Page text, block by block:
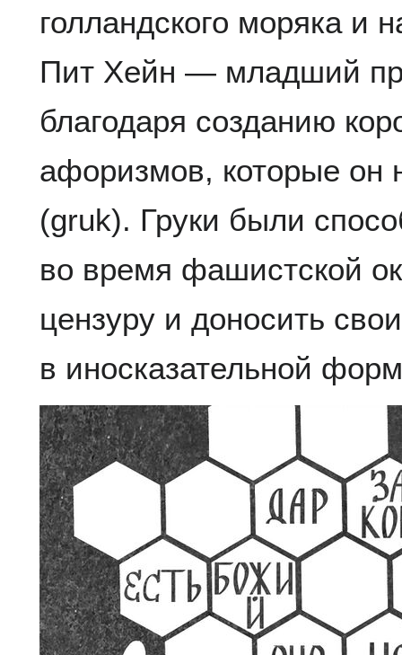
голландского моряка и
Пит Хейн — младший
благодаря созданию
афоризмов, которые он
(gruk). Груки были
во время фашистской
цензуру и доносить
в иносказательной